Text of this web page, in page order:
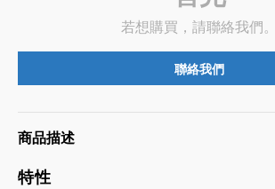
若想購買，請聯絡我們。
聯絡我們
商品描述
特性